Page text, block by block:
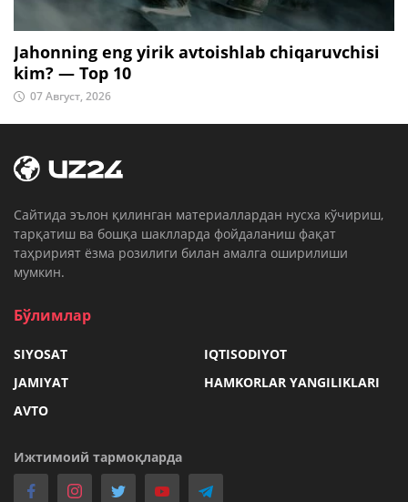
Jahonning eng yirik avtoishlab chiqaruvchisi
kim? — Top 10
07 Август, 2026
Cайтида эълон қилинган материаллардан нусха кўчириш,
тарқатиш ва бошқа шаклларда фойдаланиш фақат
таҳририят ёзма розилиги билан амалга оширилиши
мумкин.
Бўлимлар
SIYOSAT
IQTISODIYOT
JAMIYAT
HAMKORLAR YANGILIKLARI
AVTO
Ижтимоий тармоқларда